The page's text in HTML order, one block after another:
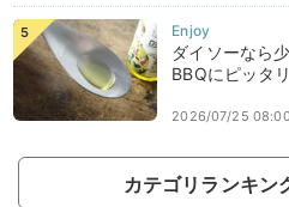
ダイソーなら
BBQにピッタ
2026/07/25 08:00
カテゴリランキン